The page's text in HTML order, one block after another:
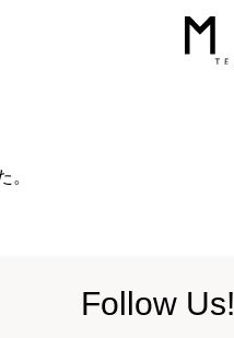
。
Follow Us!